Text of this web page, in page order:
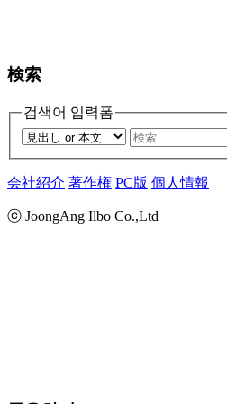
検索
검색어 입력폼
会社紹介 著作権 PC版 個人情報
ⓒ JoongAng Ilbo Co.,Ltd